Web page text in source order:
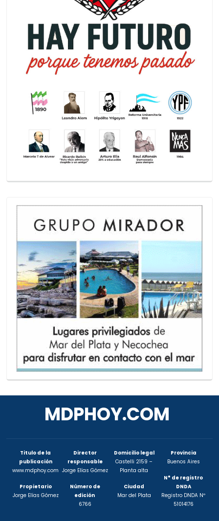
MDPHOY.COM
Titulo de la
publicación
www.mdphoy.com
Propietario
Jorge Elías Gómez
Director
responsable
Jorge Elías Gómez
Número de
edición
6766
Domicilio legal
Castelli 2159 –
Planta alta
Ciudad
Mar del Plata
Provincia
Buenos Aires
N° de registro
DNDA
Registro DNDA Nº
51014176